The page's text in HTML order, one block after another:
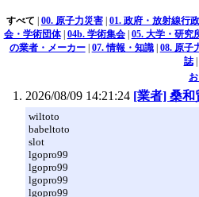
すべて | 00. 原子力災害| 01. 政府・放射線行政
会・学術団体| 04b. 学術集会| 05. 大学・研究
の業者・メーカー| 07. 情報・知識| 08. 原子
誌|
2026/08/09 14:21:24 [業者] 桑和
wiltoto
babeltoto
slot
lgopro99
lgopro99
lgopro99
lgopro99